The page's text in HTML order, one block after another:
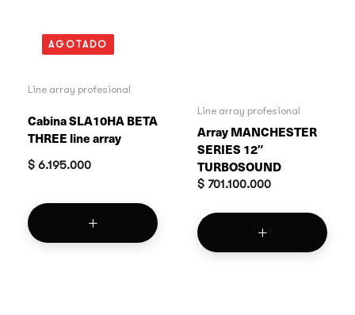
AGOTADO
Line array profesional
Cabina SLA10HA BETA
THREE line array
$ 6.195.000
Line array profesional
Array MANCHESTER
SERIES 12″
TURBOSOUND
$ 701.100.000